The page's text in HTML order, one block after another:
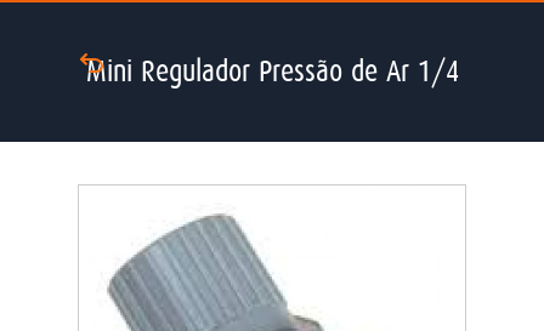
Mini Regulador Pressão de Ar 1/4